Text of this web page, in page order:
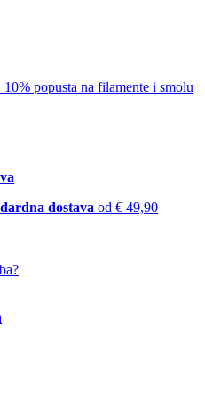
10% popusta na filamente i smolu
dostava od € 49,90